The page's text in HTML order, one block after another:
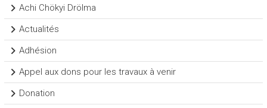
Achi Chökyi Drölma
Actualités
Adhésion
Appel aux dons pour les travaux à venir
Donation